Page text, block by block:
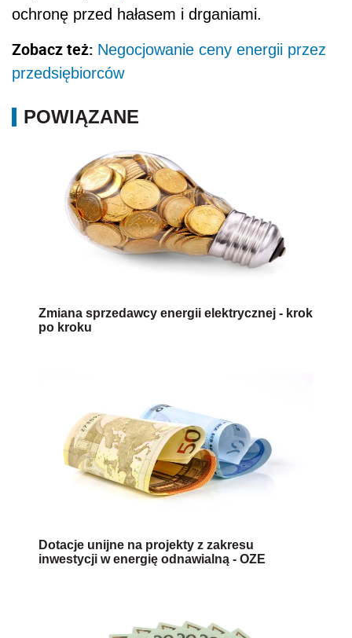
ochronę przed hałasem i drganiami.
Zobacz też: Negocjowanie ceny energii przez
przedsiębiorców
POWIĄZANE
Zmiana sprzedawcy energii elektrycznej - krok
po kroku
Dotacje unijne na projekty z zakresu
inwestycji w energię odnawialną - OZE